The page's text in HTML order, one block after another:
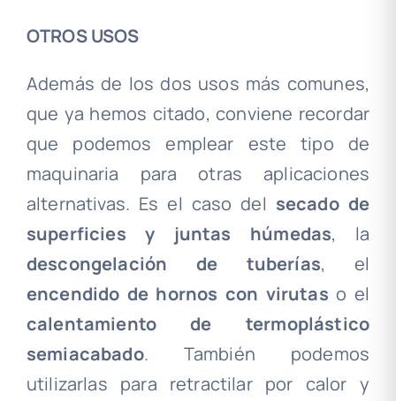
OTROS USOS
Además de los dos usos más comunes,
que ya hemos citado, conviene recordar
que podemos emplear este tipo de
maquinaria para otras aplicaciones
alternativas. Es el caso del secado de
superficies y juntas húmedas, la
descongelación de tuberías, el
encendido de hornos con virutas o el
calentamiento de termoplástico
semiacabado. También podemos
utilizarlas para retractilar por calor y